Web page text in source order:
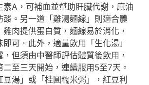
素A，可補血並幫助肝臟代謝，麻油
酸。另一道「雞湯麵線」則適合體
肉提供蛋白質，麵線易於消化，
可。此外，適量飲用「生化湯」
但須由中醫師評估體質後飲用，
至三天開始，連續服用5至7天。
湯」或「桂圓糯米粥」，紅豆利